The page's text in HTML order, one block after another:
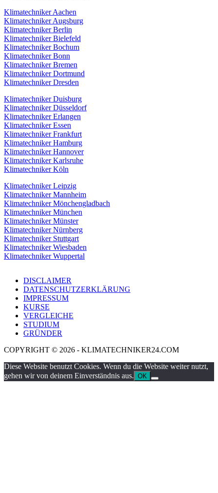
Klimatechniker Aachen
Klimatechniker Augsburg
Klimatechniker Berlin
Klimatechniker Bielefeld
Klimatechniker Bochum
Klimatechniker Bonn
Klimatechniker Bremen
Klimatechniker Dortmund
Klimatechniker Dresden
Klimatechniker Duisburg
Klimatechniker Düsseldorf
Klimatechniker Erlangen
Klimatechniker Essen
Klimatechniker Frankfurt
Klimatechniker Hamburg
Klimatechniker Hannover
Klimatechniker Karlsruhe
Klimatechniker Köln
Klimatechniker Leipzig
Klimatechniker Mannheim
Klimatechniker Mönchengladbach
Klimatechniker München
Klimatechniker Münster
Klimatechniker Nürnberg
Klimatechniker Stuttgart
Klimatechniker Wiesbaden
Klimatechniker Wuppertal
DISCLAIMER
DATENSCHUTZERKLÄRUNG
IMPRESSUM
KURSE
VERGLEICHE
STUDIUM
GRÜNDER
COPYRIGHT © 2026 - KLIMATECHNIKER24.COM
Diese Website benutzt Cookies. Wenn du die Website weiter nutzt,
gehen wir von deinem Einverständnis aus. OK